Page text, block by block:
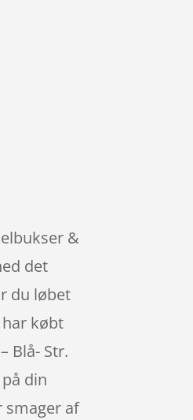
&
det
du løbet
købt
Blå- Str.
din
smager af